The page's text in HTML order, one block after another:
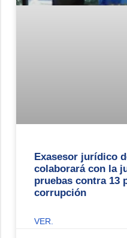
Exasesor jurídico
colaborará con la
pruebas contra 13
corrupción
VER.